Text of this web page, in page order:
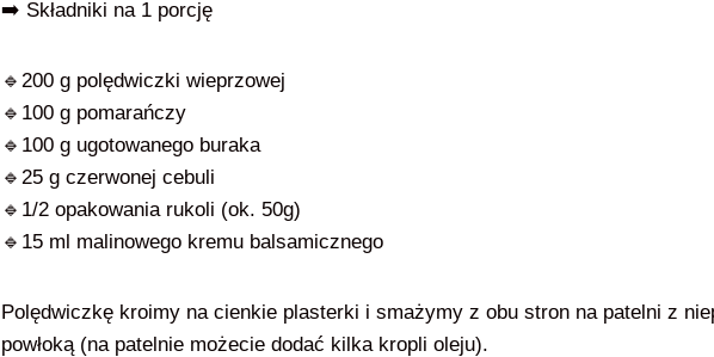
➡️ Składniki na 1 porcję
🔹200 g polędwiczki wieprzowej
🔹100 g pomarańczy
🔹100 g ugotowanego buraka
🔹25 g czerwonej cebuli
🔹1/2 opakowania rukoli (ok. 50g)
🔹15 ml malinowego kremu balsamicznego
Polędwiczkę kroimy na cienkie plasterki i smażymy z obu stron na patelni z
powłoką (na patelnie możecie dodać kilka kropli oleju).